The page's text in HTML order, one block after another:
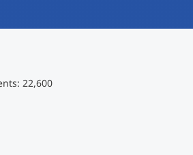
Studienberatung
am MCI
22,600